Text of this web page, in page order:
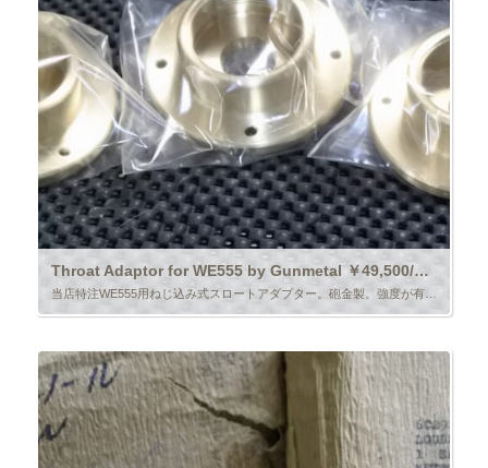
Throat Adaptor for WE555 by Gunmetal ￥49,500/Each